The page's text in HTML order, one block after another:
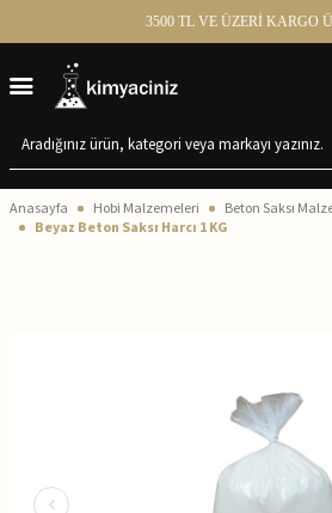
3500 TL VE ÜZERİ KARGO
Anasayfa Hobi Malzemeleri Beton Saksı
Beyaz Beton Saksı Harcı 1 KG